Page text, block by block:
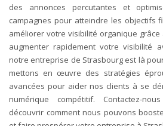
des annonces percutantes et
campagnes pour atteindre les objectifs
améliorer votre visibilité organique
augmenter rapidement votre visibilité
notre entreprise de Strasbourg est là
mettons en œuvre des stratégies
avancées pour aider nos clients à se
numérique compétitif. Contactez-
découvrir comment nous pouvons